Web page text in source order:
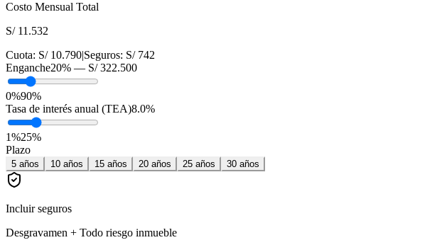
Costo Mensual Total
S/ 11.532
Cuota: S/ 10.790|Seguros: S/ 742
Enganche20% — S/ 322.500
0%90%
Tasa de interés anual (TEA)8.0%
1%25%
Plazo
5 años 10 años 15 años 20 años 25 años 30 años
Incluir seguros
Desgravamen + Todo riesgo inmueble